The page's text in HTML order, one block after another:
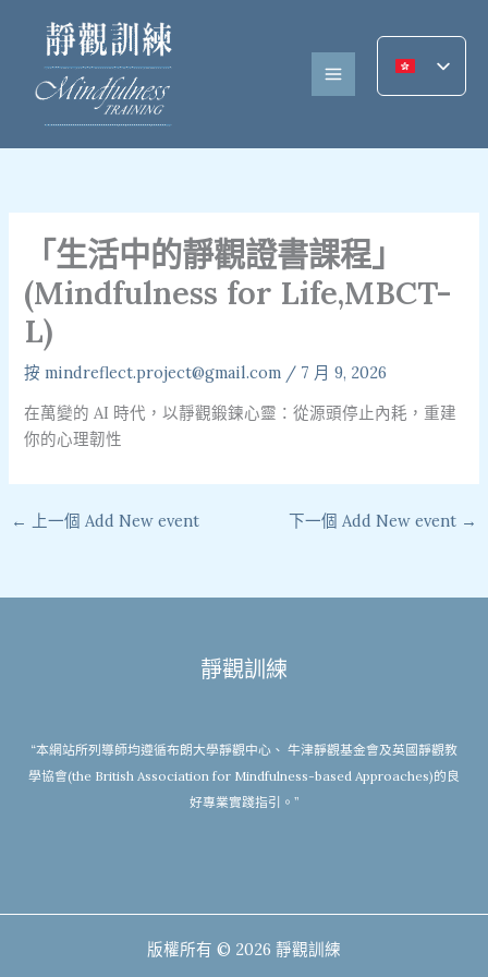
「生活中的靜觀證書課程」
(Mindfulness for Life,MBCT-
L)
按mindreflect.project@gmail.com / 7 月 9, 2026
在萬變的 AI 時代，以靜觀鍛鍊心靈：從源頭停止內耗，重建
你的心理韌性
← 上一個 Add New event 下一個 Add New event →
靜觀訓練
“本網站所列導師均遵循布朗大學靜觀中心、 牛津靜觀基金會及英國靜觀教
學協會(the British Association for Mindfulness-based Approaches)的良
好專業實踐指引。”
版權所有 © 2026 靜觀訓練